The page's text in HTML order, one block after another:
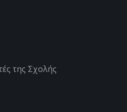
της Σχολής